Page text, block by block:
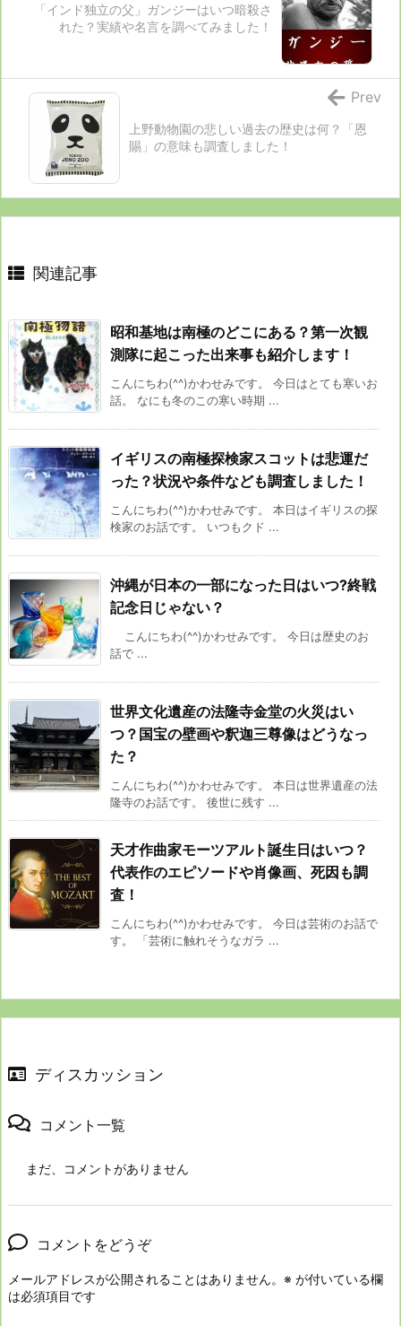
「インド独立の父」ガンジーはいつ暗殺さ
れた？実績や名言を調べてみました！
上野動物園の悲しい過去の歴史は何？「恩
賜」の意味も調査しました！
Prev
関連記事
昭和基地は南極のどこにある？第一次観
測隊に起こった出来事も紹介します！
こんにちわ(^^)かわせみです。 今日はとても寒いお
話。 なにも冬のこの寒い時期 ...
イギリスの南極探検家スコットは悲運だ
った？状況や条件なども調査しました！
こんにちわ(^^)かわせみです。 本日はイギリスの探
検家のお話です。 いつもクド ...
沖縄が日本の一部になった日はいつ?終戦
記念日じゃない？
こんにちわ(^^)かわせみです。 今日は歴史のお
話で ...
世界文化遺産の法隆寺金堂の火災はい
つ？国宝の壁画や釈迦三尊像はどうなっ
た？
こんにちわ(^^)かわせみです。 本日は世界遺産の法
隆寺のお話です。 後世に残す ...
天才作曲家モーツアルト誕生日はいつ？
代表作のエピソードや肖像画、死因も調
査！
こんにちわ(^^)かわせみです。 今日は芸術のお話で
す。 「芸術に触れそうなガラ ...
ディスカッション
コメント一覧
まだ、コメントがありません
コメントをどうぞ
メールアドレスが公開されることはありません。 ※ が付いている欄
は必須項目です